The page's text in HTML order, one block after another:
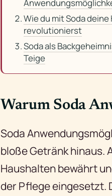
Wie du mit Soda deine
revolutionierst
Soda als
Teige
Warum Soda
Soda
bloße Getränk hinaus.
Haushalten bewährt
der Pflege eingesetzt.